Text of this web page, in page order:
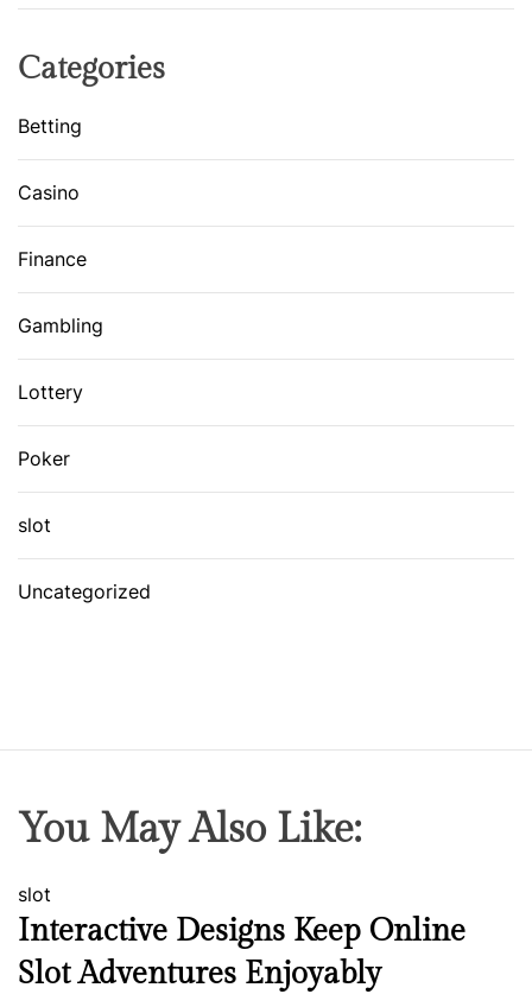
Categories
Betting
Casino
Finance
Gambling
Lottery
Poker
slot
Uncategorized
You May Also Like:
slot
Interactive Designs Keep Online
Slot Adventures Enjoyably